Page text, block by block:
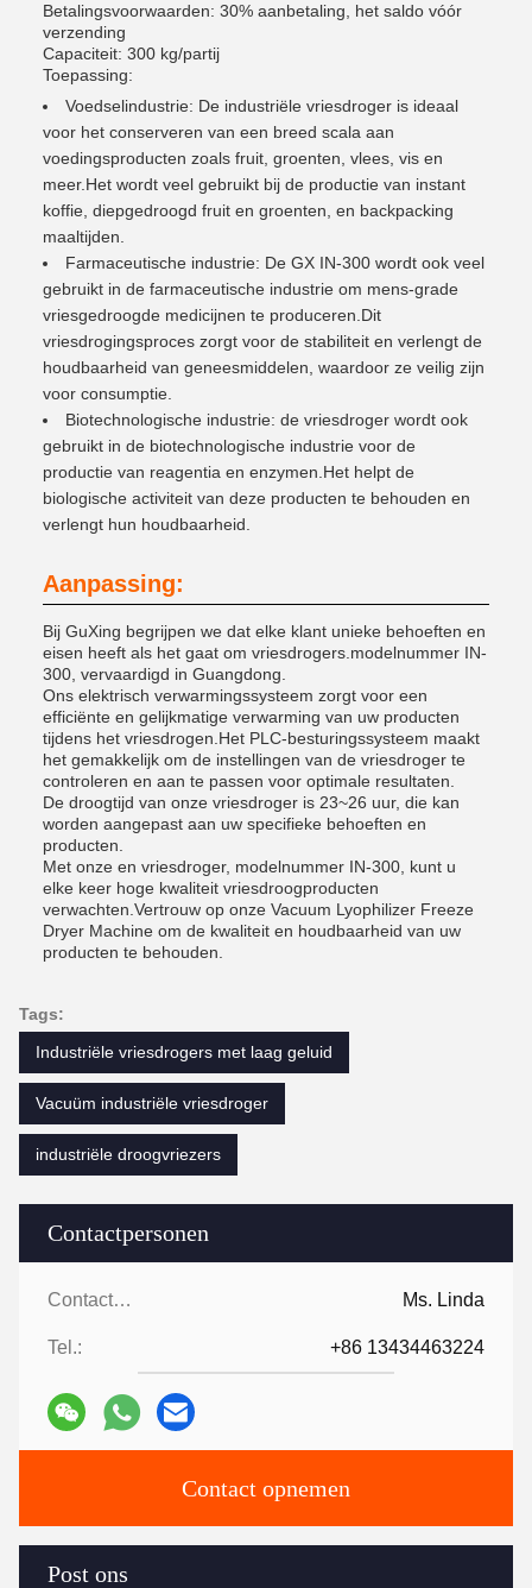
Contactpersonen
Contactpersonen: Ms. Linda
Tel.: +86 13434463224
Contact opnemen
Post ons
Betalingsvoorwaarden: 30% aanbetaling, het saldo vóór
verzending
Capaciteit: 300 kg/partij
Toepassing:
Voedselindustrie: De industriële vriesdroger is ideaal
voor het conserveren van een breed scala aan
voedingsproducten zoals fruit, groenten, vlees, vis en
meer.Het wordt veel gebruikt bij de productie van instant
koffie, diepgedroogd fruit en groenten, en backpacking
maaltijden.
Farmaceutische industrie: De GX IN-300 wordt ook veel
gebruikt in de farmaceutische industrie om mens-grade
vriesgedroogde medicijnen te produceren.Dit
vriesdrogingsproces zorgt voor de stabiliteit en verlengt de
houdbaarheid van geneesmiddelen, waardoor ze veilig zijn
voor consumptie.
Biotechnologische industrie: de vriesdroger wordt ook
gebruikt in de biotechnologische industrie voor de
productie van reagentia en enzymen.Het helpt de
biologische activiteit van deze producten te behouden en
verlengt hun houdbaarheid.
Aanpassing:
Bij GuXing begrijpen we dat elke klant unieke behoeften en
eisen heeft als het gaat om vriesdrogers.modelnummer IN-
300, vervaardigd in Guangdong.
Ons elektrisch verwarmingssysteem zorgt voor een
efficiënte en gelijkmatige verwarming van uw producten
tijdens het vriesdrogen.Het PLC-besturingssysteem maakt
het gemakkelijk om de instellingen van de vriesdroger te
controleren en aan te passen voor optimale resultaten.
De droogtijd van onze vriesdroger is 23~26 uur, die kan
worden aangepast aan uw specifieke behoeften en
producten.
Met onze en vriesdroger, modelnummer IN-300, kunt u
elke keer hoge kwaliteit vriesdroogproducten
verwachten.Vertrouw op onze Vacuum Lyophilizer Freeze
Dryer Machine om de kwaliteit en houdbaarheid van uw
producten te behouden.
Tags:
Industriële vriesdrogers met laag geluid
Vacuüm industriële vriesdroger
industriële droogvriezers